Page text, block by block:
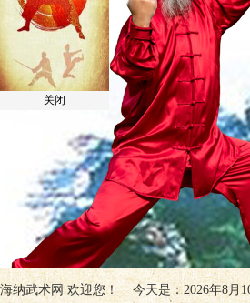
海纳武术网 欢迎您！ 今天是：2026年8月
关闭